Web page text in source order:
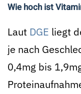
Wie hoch ist
Laut DGE liegt
je nach
0,4mg bis